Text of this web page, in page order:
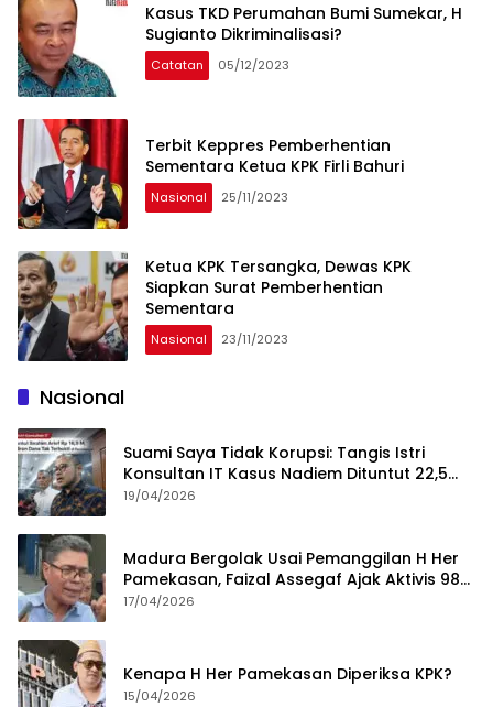
Kasus TKD Perumahan Bumi Sumekar, H
Sugianto Dikriminalisasi?
Catatan 05/12/2023
Terbit Keppres Pemberhentian
Sementara Ketua KPK Firli Bahuri
Nasional 25/11/2023
Ketua KPK Tersangka, Dewas KPK
Siapkan Surat Pemberhentian
Sementara
Nasional 23/11/2023
Nasional
Suami Saya Tidak Korupsi: Tangis Istri
Konsultan IT Kasus Nadiem Dituntut 22,5
Tahun
19/04/2026
Madura Bergolak Usai Pemanggilan H Her
Pamekasan, Faizal Assegaf Ajak Aktivis 98
Bongkar Permainan KPK
17/04/2026
Kenapa H Her Pamekasan Diperiksa KPK?
15/04/2026